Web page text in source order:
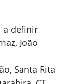
a definir
João
Santa Rita